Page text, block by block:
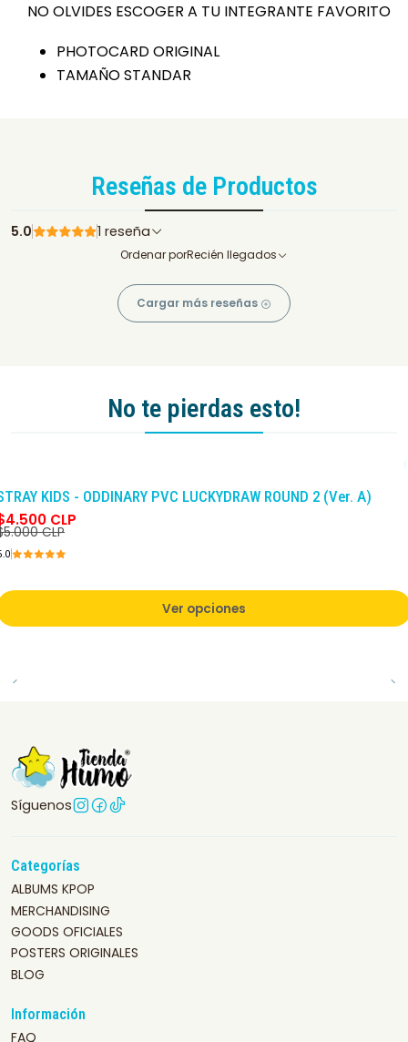
NO OLVIDES ESCOGER A TU INTEGRANTE FAVORITO
PHOTOCARD ORIGINAL
TAMAÑO STANDAR
Reseñas de Productos
5.0 1 reseña
Ordenar porRecién llegados
Cargar más reseñas
No te pierdas esto!
KIDS - ODDINARY PVC LUCKYDRAW ROUND 2 (Ver. A)
CLP
CLP
Ver opciones
Síguenos
Categorías
ALBUMS KPOP
MERCHANDISING
GOODS OFICIALES
POSTERS ORIGINALES
BLOG
Información
FAQ